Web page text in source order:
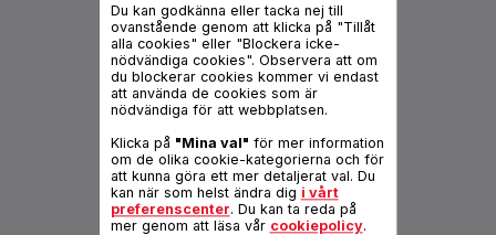
SNACK COLLECTION
Oändliga möjligheter
Du kan godkänna eller tacka nej till
ovanstående genom att klicka på "Tillåt
alla cookies" eller "Blockera icke-
nödvändiga cookies". Observera att om
du blockerar cookies kommer vi endast
att använda de cookies som är
nödvändiga för att webbplatsen.
Klicka på "Mina val" för mer information
om de olika cookie-kategorierna och för
att kunna göra ett mer detaljerat val. Du
kan när som helst ändra dig i vårt
preferenscenter. Du kan ta reda på
mer genom att läsa vår cookiepolicy.